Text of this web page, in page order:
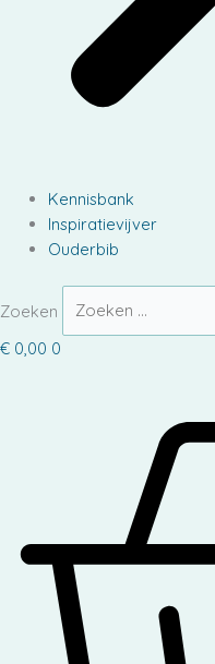
Kennisbank
Inspiratievijver
Ouderbib
Zoeken
€ 0,00 0